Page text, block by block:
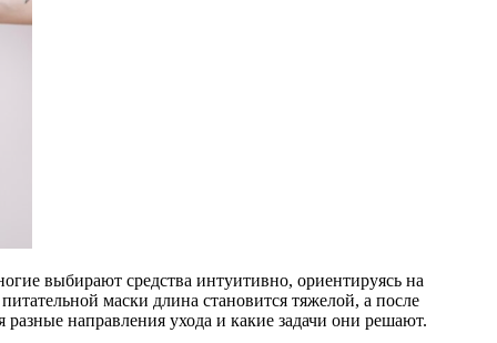
выбирают средства интуитивно, ориентируясь на
маски длина становится тяжелой, а после
направления ухода и какие задачи они решают.